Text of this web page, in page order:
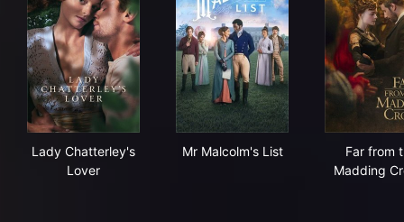
Lady Chatterley's
Lover
Mr Malcolm's List
Far from
Madding